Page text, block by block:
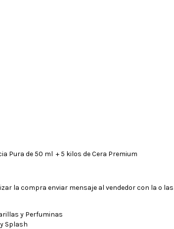
Pura de 50 ml + 5 kilos de Cera Premium
la compra enviar mensaje al vendedor con la o
y Perfuminas
Splash